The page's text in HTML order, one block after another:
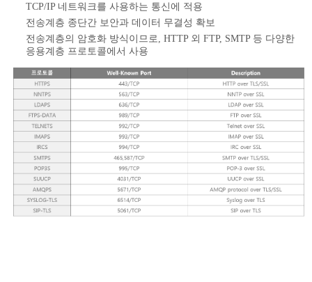
TCP/IP 네트워크를 사용하는 통신에 적용
전송계층 종단간 보안과 데이터 무결성 확보
전송계층의 암호화 방식이므로, HTTP 외 FTP, SMTP 등 다양한
응용계층 프로토콜에서 사용